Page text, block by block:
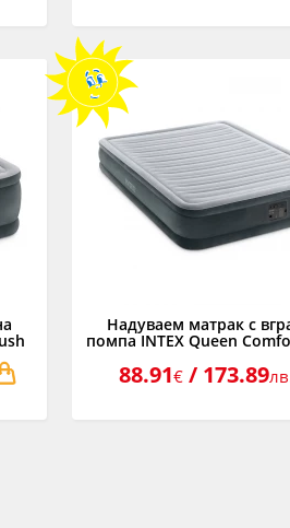
Надуваем матрак с
помпа INTEX Queen
88.91€/ 173.89